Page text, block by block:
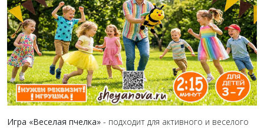
Игра «Веселая пчелка» - подходит для активного и веселого